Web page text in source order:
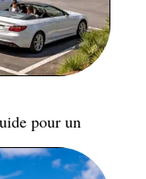
pour un